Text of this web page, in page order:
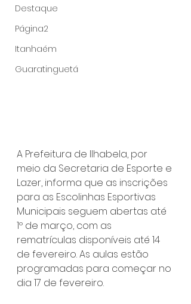
Destaque
Página2
Itanhaém
Guaratinguetá
A Prefeitura de Ilhabela, por
meio da Secretaria de Esporte e
Lazer, informa que as inscrições
para as Escolinhas Esportivas
Municipais seguem abertas até
1º de março, com as
rematrículas disponíveis até 14
de fevereiro. As aulas estão
programadas para começar no
dia 17 de fevereiro.